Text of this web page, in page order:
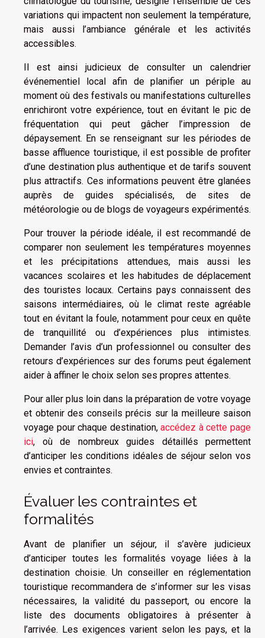
variations qui impactent non seulement la température,
mais aussi l’ambiance générale et les activités
accessibles.
Il est ainsi judicieux de consulter un calendrier
événementiel local afin de planifier un périple au
moment où des festivals ou manifestations culturelles
enrichiront votre expérience, tout en évitant le pic de
fréquentation qui peut gâcher l’impression de
dépaysement. En se renseignant sur les périodes de
basse affluence touristique, il est possible de profiter
d’une destination plus authentique et de tarifs souvent
plus attractifs. Ces informations peuvent être glanées
auprès de guides spécialisés, de sites de
météorologie ou de blogs de voyageurs expérimentés.
Pour trouver la période idéale, il est recommandé de
comparer non seulement les températures moyennes
et les précipitations attendues, mais aussi les
vacances scolaires et les habitudes de déplacement
des touristes locaux. Certains pays connaissent des
saisons intermédiaires, où le climat reste agréable
tout en évitant la foule, notamment pour ceux en quête
de tranquillité ou d’expériences plus intimistes.
Demander l’avis d’un professionnel ou consulter des
retours d’expériences sur des forums peut également
aider à affiner le choix selon ses propres attentes.
Pour aller plus loin dans la préparation de votre voyage
et obtenir des conseils précis sur la meilleure saison
voyage pour chaque destination,accédez à cette page
ici, où de nombreux guides détaillés permettent
d’anticiper les conditions idéales de séjour selon vos
envies et contraintes.
Évaluer les contraintes et
formalités
Avant de planifier un séjour, il s’avère judicieux
d’anticiper toutes les formalités voyage liées à la
destination choisie. Un conseiller en réglementation
touristique recommandera de s’informer sur les visas
nécessaires, la validité du passeport, ou encore la
liste des documents obligatoires à présenter à
l’arrivée. Les exigences varient selon les pays, et la